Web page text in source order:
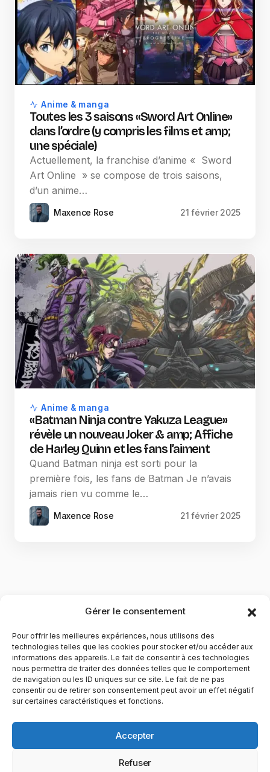
Gérer le consentement
Pour offrir les meilleures expériences, nous utilisons des
technologies telles que les cookies pour stocker et/ou accéder aux
informations des appareils. Le fait de consentir à ces technologies
nous permettra de traiter des données telles que le comportement
de navigation ou les ID uniques sur ce site. Le fait de ne pas
consentir ou de retirer son consentement peut avoir un effet négatif
sur certaines caractéristiques et fonctions.
Accepter
Refuser
Anime & manga
Toutes les 3 saisons «Sword Art Online»
dans l’ordre (y compris les films et amp;
une spéciale)
Actuellement, la franchise d’anime « Sword
Art Online » se compose de trois saisons,
d’un anime…
Maxence Rose 21 février 2025
Anime & manga
«Batman Ninja contre Yakuza League»
révèle un nouveau Joker & amp; Affiche
de Harley Quinn et les fans l’aiment
Quand Batman ninja est sorti pour la
première fois, les fans de Batman Je n’avais
jamais rien vu comme le…
Maxence Rose 21 février 2025
YubiGeek est un média français dédié aux nouvelles
technologies, à la culture geek et au numérique. Fondé par
du web, du gaming et de la science, avec une approche